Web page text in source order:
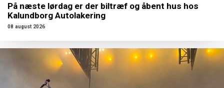
På næste lørdag er der biltræf og åbent hus hos
Kalundborg Autolakering
08 august 2026